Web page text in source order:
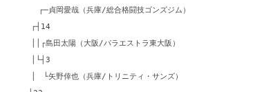
┌─貞岡愛哉（兵庫/総合格闘技ゴンズジム）
┌┤14
││┌島田太陽（大阪/パラエストラ東大阪）
│└┤3
│ └矢野倖也（兵庫/トリニティ・サンズ）